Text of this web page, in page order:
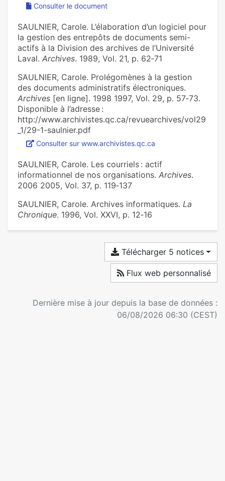
Consulter le document
SAULNIER, Carole. L’élaboration d’un logiciel pour
la gestion des entrepôts de documents semi-
actifs à la Division des archives de l’Université
Laval. Archives. 1989, Vol. 21, p. 62‑71
SAULNIER, Carole. Prolégomènes à la gestion
des documents administratifs électroniques.
Archives [en ligne]. 1998 1997, Vol. 29, p. 57‑73.
Disponible à l’adresse :
http://www.archivistes.qc.ca/revuearchives/vol29
_1/29-1-saulnier.pdf
Consulter sur www.archivistes.qc.ca
SAULNIER, Carole. Les courriels : actif
informationnel de nos organisations. Archives.
2006 2005, Vol. 37, p. 119‑137
SAULNIER, Carole. Archives informatiques. La
Chronique. 1996, Vol. XXVI, p. 12‑16
Télécharger 5 notices
Flux web personnalisé
Dernière mise à jour depuis la base de données :
06/08/2026 06:30 (CEST)